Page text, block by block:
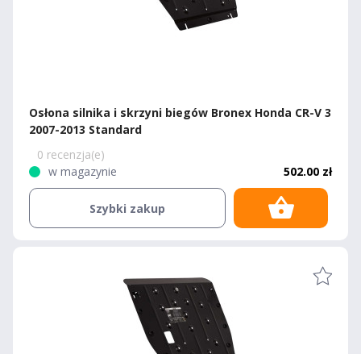
Osłona silnika i skrzyni biegów Bronex Honda CR-V 3
2007-2013 Standard
0 recenzja(e)
w magazynie
502.00 zł
Szybki zakup